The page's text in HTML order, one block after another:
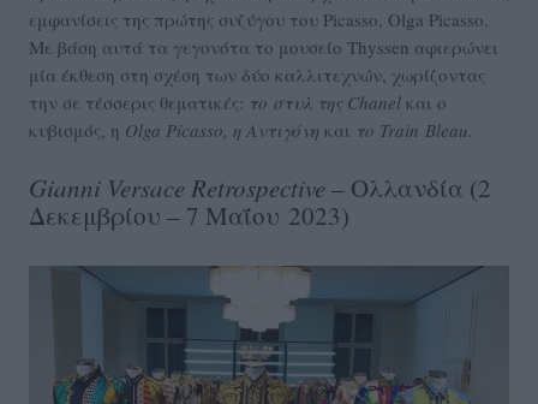
εμφανίσεις της πρώτης συζύγου του Picasso, Olga Picasso.
Με βάση αυτά τα γεγονότα το μουσείο Thyssen αφιερώνει
μία έκθεση στη σχέση των δύο καλλιτεχνών, χωρίζοντας
την σε τέσσερις θεματικές: το στυλ της Chanel και ο
κυβισμός, η Olga Picasso, η Αντιγόνη και το Train Bleau.
Gianni VersaceRetrospective– Ολλανδία (2
Δεκεμβρίου – 7 Μαΐου 2023)